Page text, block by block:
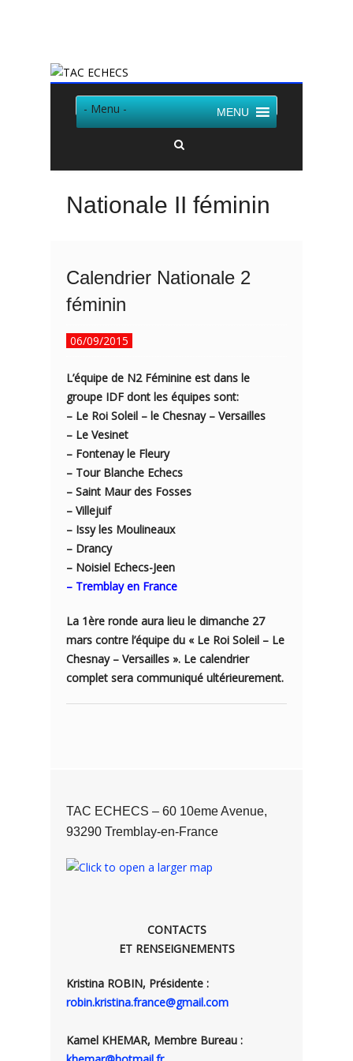
- Menu - MENU
Nationale II féminin
Calendrier Nationale 2
féminin
06/09/2015
L’équipe de N2 Féminine est dans le
groupe IDF dont les équipes sont:
– Le Roi Soleil – le Chesnay – Versailles
– Le Vesinet
– Fontenay le Fleury
– Tour Blanche Echecs
– Saint Maur des Fosses
– Villejuif
– Issy les Moulineaux
– Drancy
– Noisiel Echecs-Jeen
– Tremblay en France
La 1ère ronde aura lieu le dimanche 27
mars contre l’équipe du « Le Roi Soleil – Le
Chesnay – Versailles ». Le calendrier
complet sera communiqué ultérieurement.
TAC ECHECS – 60 10eme Avenue,
93290 Tremblay-en-France
CONTACTS
ET RENSEIGNEMENTS
Kristina ROBIN, Présidente :
robin.kristina.france@gmail.com
Kamel KHEMAR, Membre Bureau :